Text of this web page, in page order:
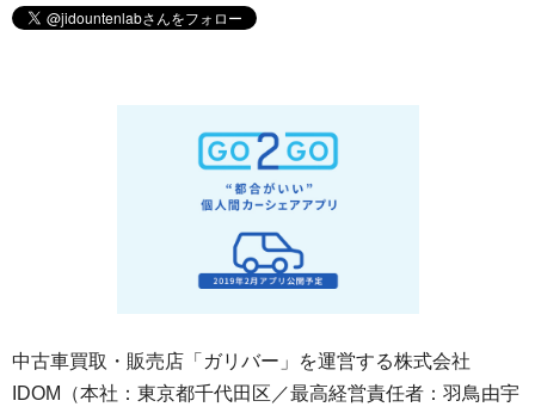
中古車買取・販売店「ガリバー」を運営する株式会社
IDOM（本社：東京都千代田区／最高経営責任者：羽鳥由宇